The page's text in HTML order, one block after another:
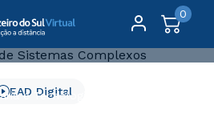
0
e Tecnologia
EAD Digital